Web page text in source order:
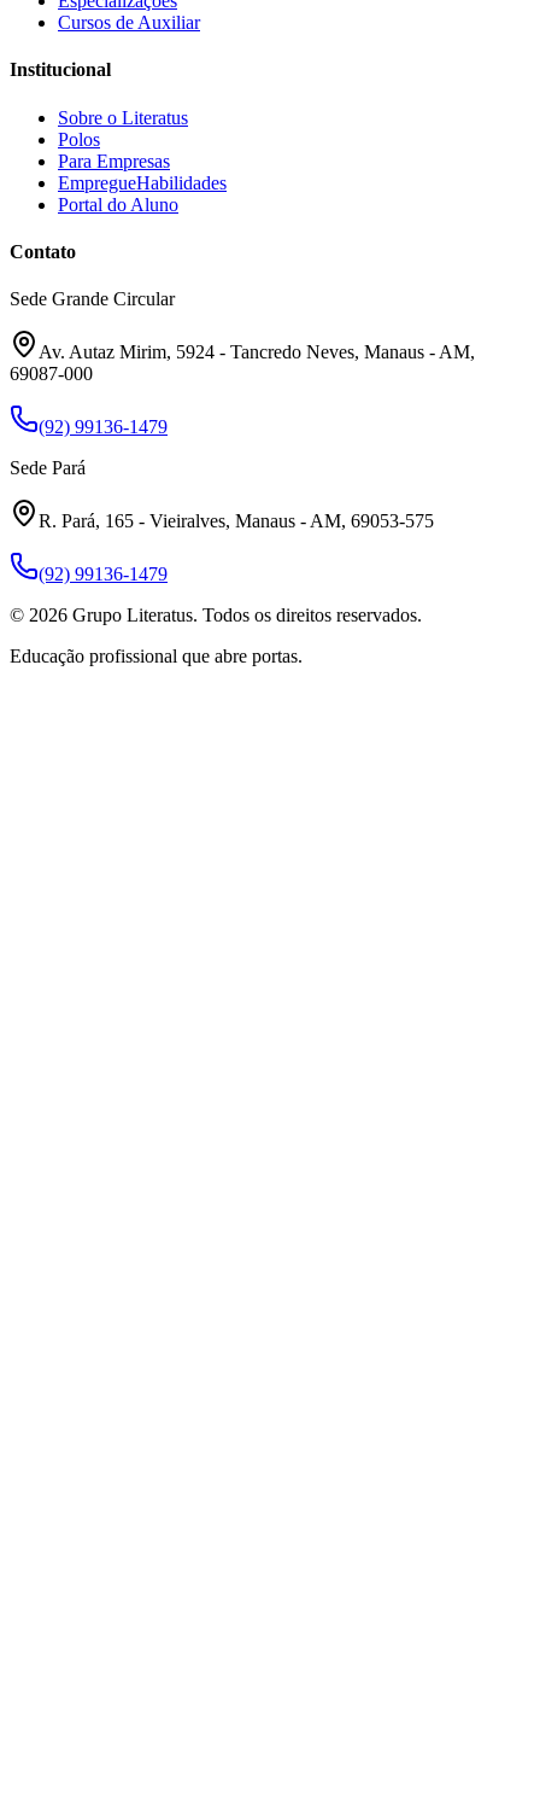
Cursos de Auxiliar
Institucional
Sobre o Literatus
Polos
Para Empresas
EmpregueHabilidades
Portal do Aluno
Contato
Sede Grande Circular
Av. Autaz Mirim, 5924 - Tancredo Neves, Manaus - AM,
69087-000
(92) 99136-1479
Sede Pará
R. Pará, 165 - Vieiralves, Manaus - AM, 69053-575
(92) 99136-1479
© 2026 Grupo Literatus. Todos os direitos reservados.
Educação profissional que abre portas.